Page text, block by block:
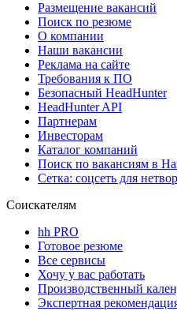
Размещение вакансий
Поиск по резюме
О компании
Наши вакансии
Реклама на сайте
Требования к ПО
Безопасный HeadHunter
HeadHunter API
Партнерам
Инвесторам
Каталог компаний
Поиск по вакансиям в
Сетка: соцсеть для
Соискателям
hh PRO
Готовое резюме
Все сервисы
Хочу у вас работать
Производственный
Экспертная